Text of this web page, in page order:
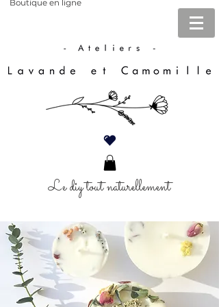
Boutique en ligne
Le diy tout naturellement